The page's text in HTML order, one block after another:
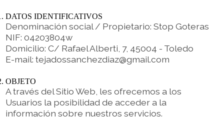
DATOS IDENTIFICATIVOS
Denominación social / Propietario: Stop Goteras
NIF: 04203804w
Domicilio: C/ Rafael Alberti, 7, 45004 - Toledo
E-mail: tejadossanchezdiaz@gmail.com
OBJETO
A través del Sitio Web, les ofrecemos a los
Usuarios la posibilidad de acceder a la
información sobre nuestros servicios.